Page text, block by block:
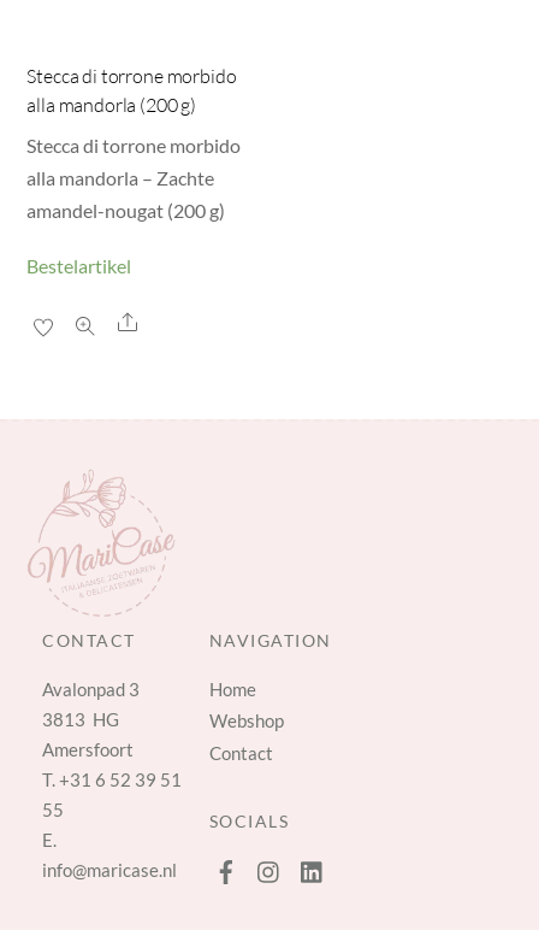
Stecca di torrone morbido
alla mandorla (200 g)
Stecca di torrone morbido
alla mandorla – Zachte
amandel-nougat (200 g)
Bestelartikel
Share
CONTACT
Avalonpad 3
3813 HG
Amersfoort
T.+31 6 52 39 51
55
E.
info@maricase.nl
NAVIGATION
Home
Webshop
Contact
SOCIALS